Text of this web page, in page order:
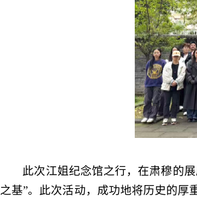
此次江姐纪念馆之行，在肃穆的
之基”。此次活动，成功地将历史的